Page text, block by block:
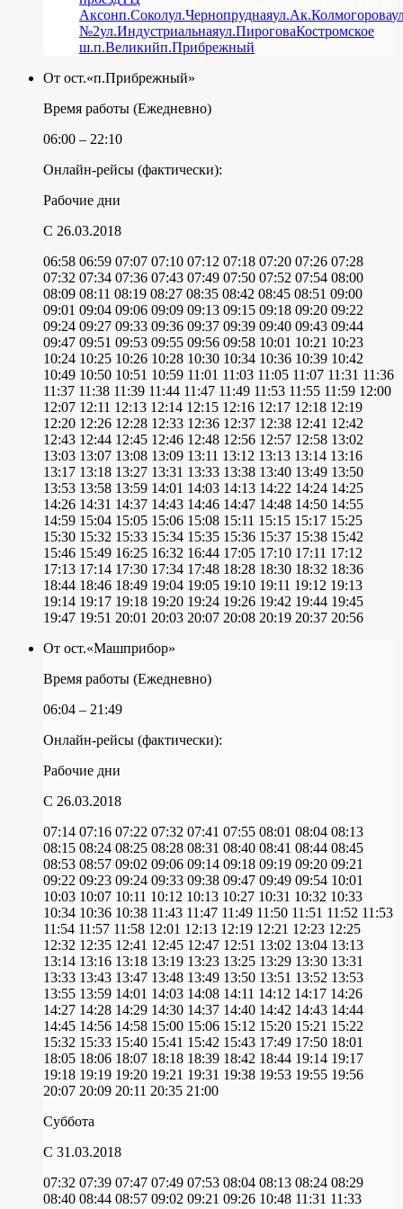
Аксонп.Соколул.Чернопруднаяул.Ак.Колмогорова
№2ул.Индустриальнаяул.ПироговаКостромское
ш.п.Великийп.Прибрежный
От ост.«п.Прибрежный»
Время работы (Ежедневно)
06:00 – 22:10
Онлайн-рейсы (фактически):
Рабочие дни
C 26.03.2018
06:58 06:59 07:07 07:10 07:12 07:18 07:20 07:26 07:28
07:32 07:34 07:36 07:43 07:49 07:50 07:52 07:54 08:00
08:09 08:11 08:19 08:27 08:35 08:42 08:45 08:51 09:00
09:01 09:04 09:06 09:09 09:13 09:15 09:18 09:20 09:22
09:24 09:27 09:33 09:36 09:37 09:39 09:40 09:43 09:44
09:47 09:51 09:53 09:55 09:56 09:58 10:01 10:21 10:23
10:24 10:25 10:26 10:28 10:30 10:34 10:36 10:39 10:42
10:49 10:50 10:51 10:59 11:01 11:03 11:05 11:07 11:31 11:36
11:37 11:38 11:39 11:44 11:47 11:49 11:53 11:55 11:59 12:00
12:07 12:11 12:13 12:14 12:15 12:16 12:17 12:18 12:19
12:20 12:26 12:28 12:33 12:36 12:37 12:38 12:41 12:42
12:43 12:44 12:45 12:46 12:48 12:56 12:57 12:58 13:02
13:03 13:07 13:08 13:09 13:11 13:12 13:13 13:14 13:16
13:17 13:18 13:27 13:31 13:33 13:38 13:40 13:49 13:50
13:53 13:58 13:59 14:01 14:03 14:13 14:22 14:24 14:25
14:26 14:31 14:37 14:43 14:46 14:47 14:48 14:50 14:55
14:59 15:04 15:05 15:06 15:08 15:11 15:15 15:17 15:25
15:30 15:32 15:33 15:34 15:35 15:36 15:37 15:38 15:42
15:46 15:49 16:25 16:32 16:44 17:05 17:10 17:11 17:12
17:13 17:14 17:30 17:34 17:48 18:28 18:30 18:32 18:36
18:44 18:46 18:49 19:04 19:05 19:10 19:11 19:12 19:13
19:14 19:17 19:18 19:20 19:24 19:26 19:42 19:44 19:45
19:47 19:51 20:01 20:03 20:07 20:08 20:19 20:37 20:56
От ост.«Машприбор»
Время работы (Ежедневно)
06:04 – 21:49
Онлайн-рейсы (фактически):
Рабочие дни
C 26.03.2018
07:14 07:16 07:22 07:32 07:41 07:55 08:01 08:04 08:13
08:15 08:24 08:25 08:28 08:31 08:40 08:41 08:44 08:45
08:53 08:57 09:02 09:06 09:14 09:18 09:19 09:20 09:21
09:22 09:23 09:24 09:33 09:38 09:47 09:49 09:54 10:01
10:03 10:07 10:11 10:12 10:13 10:27 10:31 10:32 10:33
10:34 10:36 10:38 11:43 11:47 11:49 11:50 11:51 11:52 11:53
11:54 11:57 11:58 12:01 12:13 12:19 12:21 12:23 12:25
12:32 12:35 12:41 12:45 12:47 12:51 13:02 13:04 13:13
13:14 13:16 13:18 13:19 13:23 13:25 13:29 13:30 13:31
13:33 13:43 13:47 13:48 13:49 13:50 13:51 13:52 13:53
13:55 13:59 14:01 14:03 14:08 14:11 14:12 14:17 14:26
14:27 14:28 14:29 14:30 14:37 14:40 14:42 14:43 14:44
14:45 14:56 14:58 15:00 15:06 15:12 15:20 15:21 15:22
15:32 15:33 15:40 15:41 15:42 15:43 17:49 17:50 18:01
18:05 18:06 18:07 18:18 18:39 18:42 18:44 19:14 19:17
19:18 19:19 19:20 19:21 19:31 19:38 19:53 19:55 19:56
20:07 20:09 20:11 20:35 21:00
Суббота
C 31.03.2018
07:32 07:39 07:47 07:49 07:53 08:04 08:13 08:24 08:29
08:40 08:44 08:57 09:02 09:21 09:26 10:48 11:31 11:33